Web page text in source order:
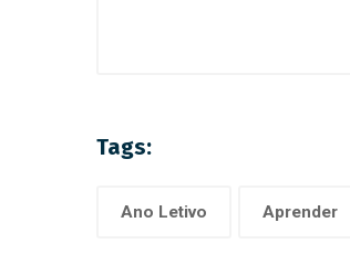
Tags:
Ano Letivo Aprender